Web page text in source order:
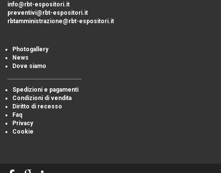
info@rbt-espositori.it
preventivi@rbt-espositori.it
rbtamministrazione@rbt-espositori.it
Photogallery
News
Dove siamo
Spedizioni e pagamenti
Condizioni di vendita
Diritto di recesso
Faq
Privacy
Cookie